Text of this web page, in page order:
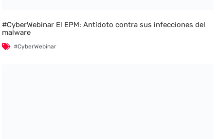
#CyberWebinar El EPM: Antídoto contra sus infecciones del
malware
#CyberWebinar